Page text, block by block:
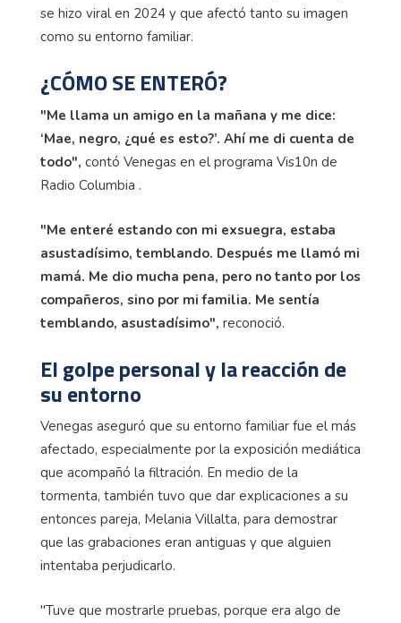
se hizo viral en 2024 y que afectó tanto su imagen
como su entorno familiar.
¿CÓMO SE ENTERÓ?
"Me llama un amigo en la mañana y me dice:
‘Mae, negro, ¿qué es esto?’. Ahí me di cuenta de
todo", contó Venegas en el programa Vis10n de
Radio Columbia .
"Me enteré estando con mi exsuegra, estaba
asustadísimo, temblando. Después me llamó mi
mamá. Me dio mucha pena, pero no tanto por los
compañeros, sino por mi familia. Me sentía
temblando, asustadísimo", reconoció.
El golpe personal y la reacción de
su entorno
Venegas aseguró que su entorno familiar fue el más
afectado, especialmente por la exposición mediática
que acompañó la filtración. En medio de la
tormenta, también tuvo que dar explicaciones a su
entonces pareja, Melania Villalta, para demostrar
que las grabaciones eran antiguas y que alguien
intentaba perjudicarlo.
"Tuve que mostrarle pruebas, porque era algo de